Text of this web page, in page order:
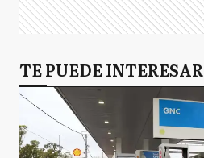
TE PUEDE INTERESAR